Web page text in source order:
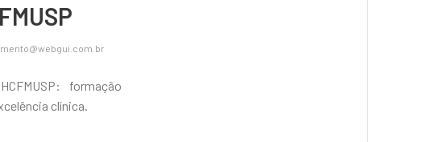
formação
clínica.